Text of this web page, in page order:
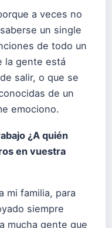
a veces no
un single
de todo un
la gente está
salir, o que se
de un
emociono.
¿A quién
en vuestra
mi familia, para
siempre
mucha gente que